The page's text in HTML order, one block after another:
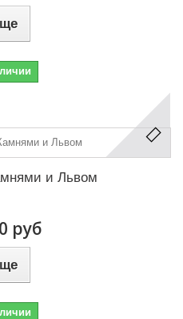
и Львом
руб